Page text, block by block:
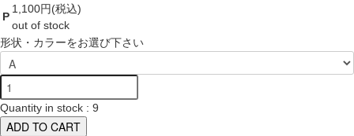
P
1,100円(税込)
out of stock
形状・カラーをお選び下さい
Quantity in stock : 9
ADD TO CART